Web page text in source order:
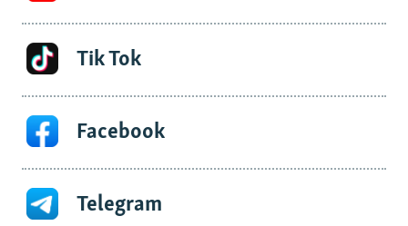
Tik Tok
Facebook
Telegram